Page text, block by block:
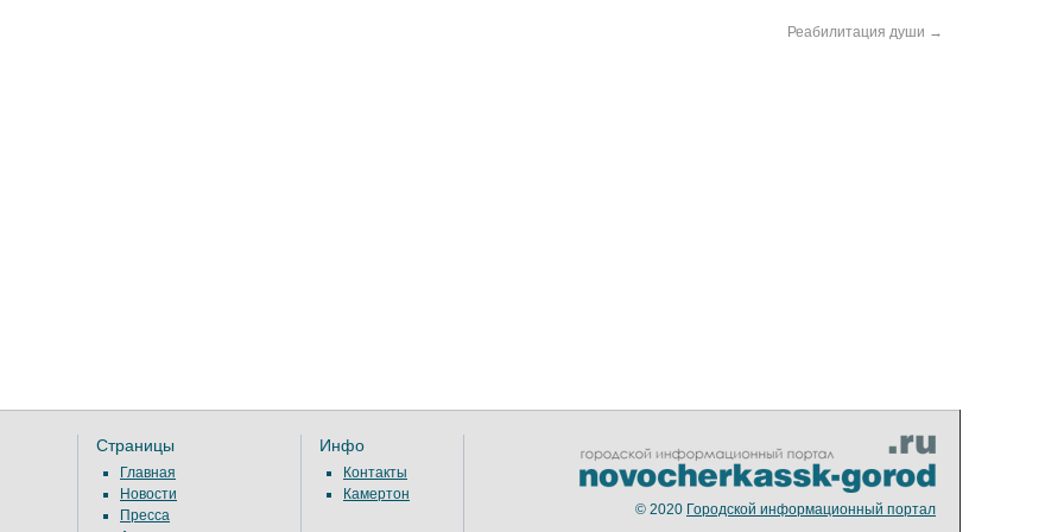
Реабилитация души →
Страницы
Главная
Новости
Пресса
Инфо
Контакты
Камертон
© 2020 Городской информационный портал